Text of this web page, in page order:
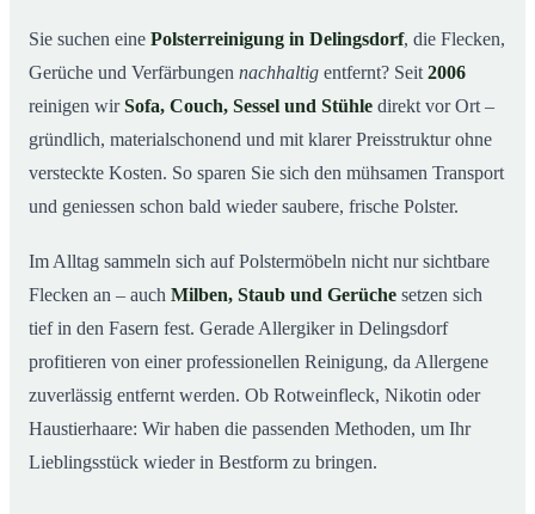
03So arbeiten wir
04Warum Mr. Cleaner in Delingsdorf?
05Polsterreinigung in Delingsdorf und Umgebung
Verwandte Leistungen (für mehr Sauberkeit im
Verbund)
08Jetzt kostenloses Angebot einholen
09So läuft eine professionelle Polsterreinigung in
Delingsdorf ab
Sie suchen eine Polsterreinigung in Delingsdorf, die Flecken,
Gerüche und Verfärbungen nachhaltig entfernt? Seit 2006
reinigen wirSofa, Couch, Sessel und Stühle direkt vor Ort –
gründlich, materialschonend und mit klarer Preisstruktur ohne
versteckte Kosten. So sparen Sie sich den mühsamen Transport
und geniessen schon bald wieder saubere, frische Polster.
Im Alltag sammeln sich auf Polstermöbeln nicht nur sichtbare
Flecken an – auch Milben, Staub und Gerüche setzen sich
tief in den Fasern fest. Gerade Allergiker in Delingsdorf
profitieren von einer professionellen Reinigung, da Allergene
zuverlässig entfernt werden. Ob Rotweinfleck, Nikotin oder
Haustierhaare: Wir haben die passenden Methoden, um Ihr
Lieblingsstück wieder in Bestform zu bringen.